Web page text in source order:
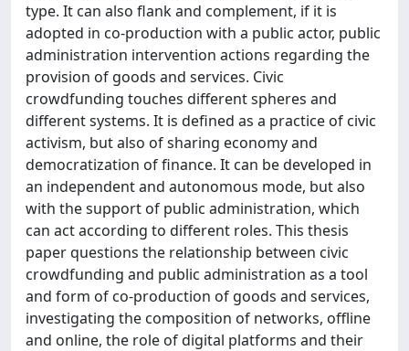
type. It can also flank and complement, if it is
adopted in co-production with a public actor, public
administration intervention actions regarding the
provision of goods and services. Civic
crowdfunding touches different spheres and
different systems. It is defined as a practice of civic
activism, but also of sharing economy and
democratization of finance. It can be developed in
an independent and autonomous mode, but also
with the support of public administration, which
can act according to different roles. This thesis
paper questions the relationship between civic
crowdfunding and public administration as a tool
and form of co-production of goods and services,
investigating the composition of networks, offline
and online, the role of digital platforms and their